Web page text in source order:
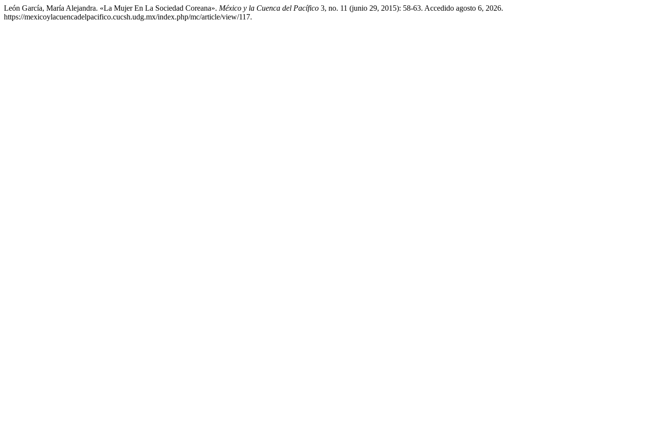
León García, María Alejandra. «La Mujer En La Sociedad Coreana». México y la Cuenca del Pacífico 3, no. 11 (junio 29, 2015): 58-63. Accedido agosto 6, 2026.
https://mexicoylacuencadelpacifico.cucsh.udg.mx/index.php/mc/article/view/117.